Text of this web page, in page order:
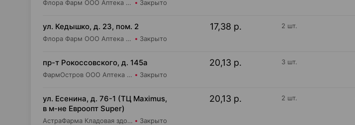
Флора Фарм ООО Аптека №20 Закрыто
ул. Кедышко, д. 23, пом. 2
Флора Фарм ООО Аптека №21 Закрыто
17,38 р. 2 шт.
пр-т Рокоссовского, д. 145а
ФармОстров ООО Аптека №9 на Рокоссовского Закрыто
20,13 р. 3 шт.
ул. Есенина, д. 76-1 (ТЦ Maximus,
в м-не Евроопт Super)
АстраФарма Кладовая здоровья ООО Аптека №9 Закрыто
20,13 р. 2 шт.